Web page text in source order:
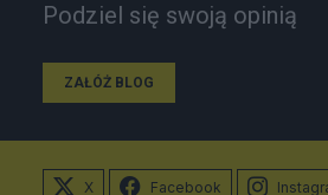
Podziel się swoją opinią
ZAŁÓŻ BLOG
X Facebook